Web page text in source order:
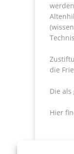
die
Die
Hier